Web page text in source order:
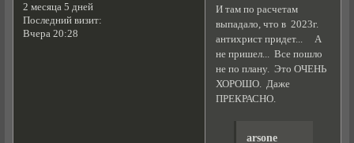
2 месяца 5 дней
Последний визит:
Вчера 20:28
И там по расчетам
выпадало, что в 2023г.
антихрист придет... А
не пришел... Все пошло
не по плану. Это ОЧЕНЬ
ХОРОШО. Даже
ПРЕКРАСНО.
arsone